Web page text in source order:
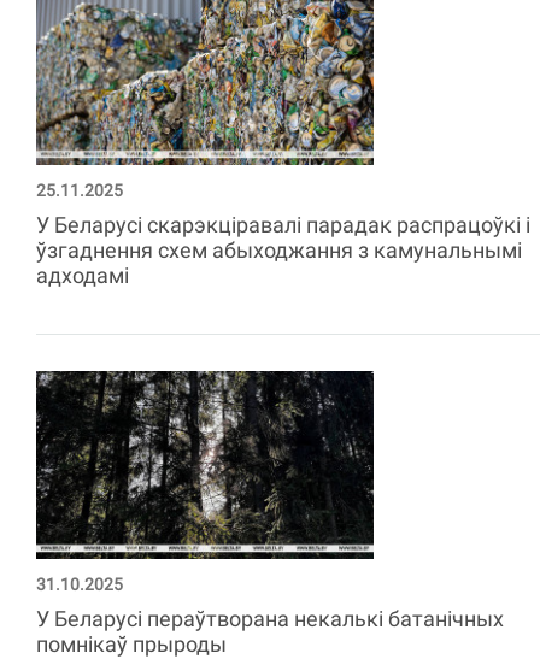
25.11.2025
У Беларусі скарэкціравалі парадак распрацоўкі і
ўзгаднення схем абыходжання з камунальнымі
адходамі
31.10.2025
У Беларусі пераўтворана некалькі батанічных
помнікаў прыроды